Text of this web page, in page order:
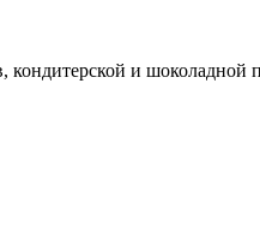
кондитерской и шоколадной